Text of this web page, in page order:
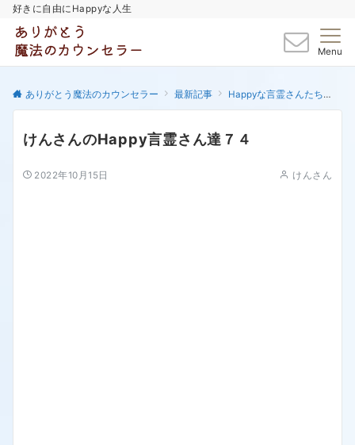
好きに自由にHappyな人生
Menu
ありがとう魔法のカウンセラー 最新記事 Happyな言霊さんたち
けんさんのHappy言霊さん達７４
2022年10月15日 けんさん